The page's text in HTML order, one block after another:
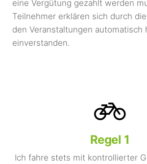
eine Vergütung gezahlt werden
Teilnehmer erklären sich durch
den Veranstaltungen automatisch
einverstanden.
Regel 1
Ich fahre stets mit kontrollierter